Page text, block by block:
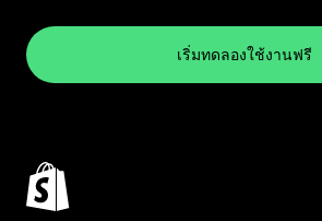
เริ่มทดลองใช้งานฟรี